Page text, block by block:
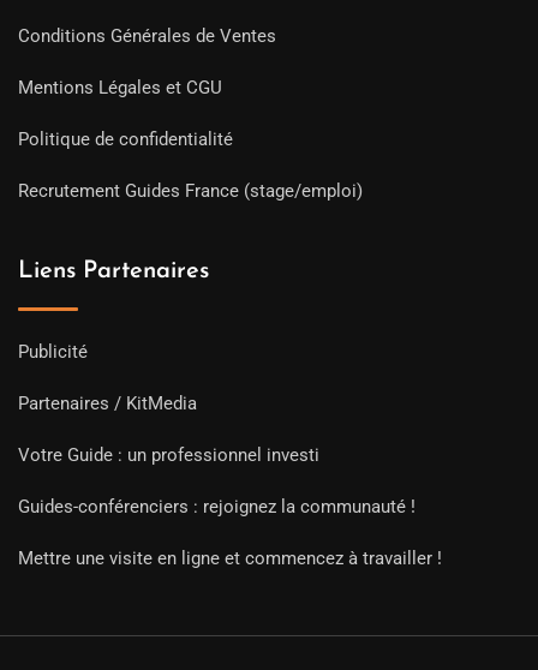
Conditions Générales de Ventes
Mentions Légales et CGU
Politique de confidentialité
Recrutement Guides France (stage/emploi)
Liens Partenaires
Publicité
Partenaires / KitMedia
Votre Guide : un professionnel investi
Guides-conférenciers : rejoignez la communauté !
Mettre une visite en ligne et commencez à travailler !